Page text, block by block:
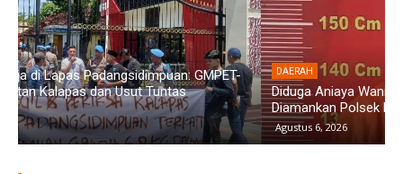
DAERAH
Diduga Aniaya Wanita di Depan SPBU Denai, Doni Chaniago
Diamankan Polsek Medan Area
Agustus 6, 2026